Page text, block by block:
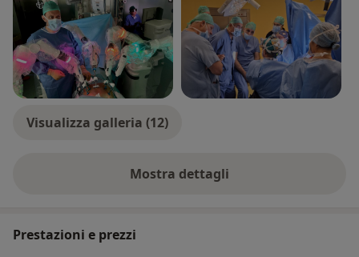
Visualizza galleria (12)
Mostra dettagli
sull'esperienza
Prestazioni e prezzi